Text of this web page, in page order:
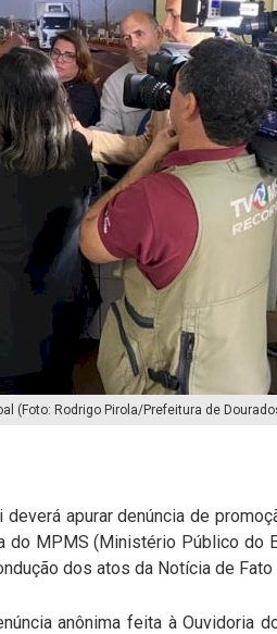
(Foto: Rodrigo Pirola/Prefeitura de
apurar denúncia de
do MPMS (Ministério Público do
dos atos da Notícia de
anônima feita à Ouvidoria